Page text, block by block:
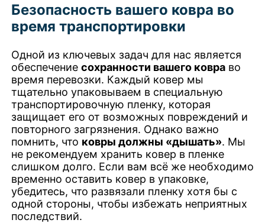
Безопасность вашего ковра во
время транспортировки
Одной из ключевых задач для нас является
обеспечение сохранности вашего ковраво
время перевозки. Каждый ковер мы
тщательно упаковываем в специальную
транспортировочную пленку, которая
защищает его от возможных повреждений и
повторного загрязнения. Однако важно
помнить, что ковры должны «дышать». Мы
не рекомендуем хранить ковер в пленке
слишком долго. Если вам всё же необходимо
временно оставить ковер в упаковке,
убедитесь, что развязали пленку хотя бы с
одной стороны, чтобы избежать неприятных
последствий.